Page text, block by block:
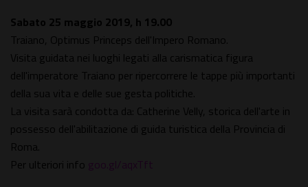
Sabato 25 maggio 2019, h 19.00
Traiano, Optimus Princeps dell'Impero Romano.
Visita guidata nei luoghi legati alla carismatica figura
dell'imperatore Traiano per ripercorrere le tappe più importanti
della sua vita e delle sue gesta politiche.
La visita sarà condotta da: Catherine Velly, storica dell'arte in
possesso dell'abilitazione di guida turistica della Provincia di
Roma.
Per ulteriori info goo.gl/aqxTft